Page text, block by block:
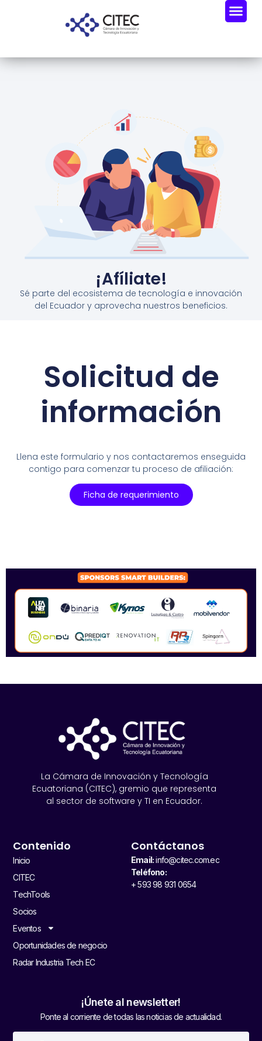
¡Afíliate!
Sé parte del ecosistema de tecnología e innovación
del Ecuador y aprovecha nuestros beneficios.
Solicitud de
información
Llena este formulario y nos contactaremos enseguida
contigo para comenzar tu proceso de afiliación:
Ficha de requerimiento
La Cámara de Innovación y Tecnología
Ecuatoriana (CITEC), gremio que representa
al sector de software y TI en Ecuador.
Contenido
Inicio
CITEC
TechTools
Socios
Eventos
Oportunidades de negocio
Radar Industria Tech EC
Contáctanos
Email:info@citec.com.ec
Teléfono:
+ 593 98 931 0654
¡Únete al newsletter!
Ponte al corriente de todas las noticias de actualidad.